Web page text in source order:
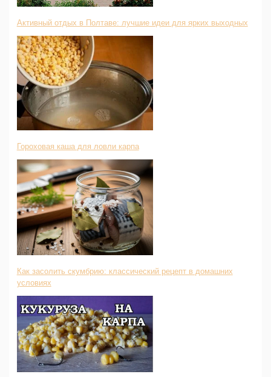
Активный отдых в Полтаве: лучшие идеи для ярких выходных
Гороховая каша для ловли карпа
Как засолить скумбрию: классический рецепт в домашних
условиях